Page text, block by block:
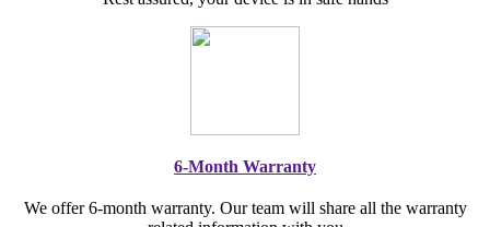
6-Month Warranty
We offer 6-month warranty. Our team will share all the warranty